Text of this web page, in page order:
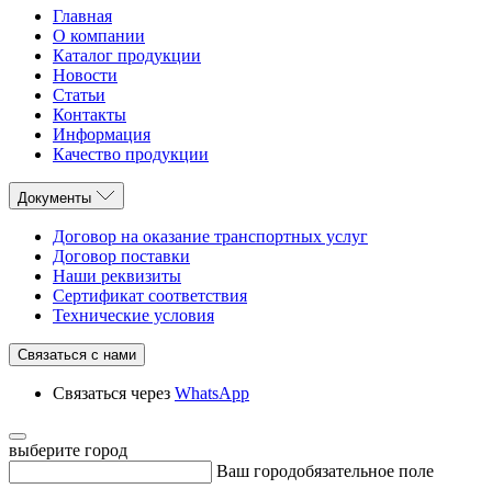
Главная
О компании
Каталог продукции
Новости
Статьи
Контакты
Информация
Качество продукции
Документы
Договор на оказание транспортных услуг
Договор поставки
Наши реквизиты
Сертификат соответствия
Технические условия
Связаться с нами
Связаться через WhatsApp
выберите город
Ваш городобязательное поле